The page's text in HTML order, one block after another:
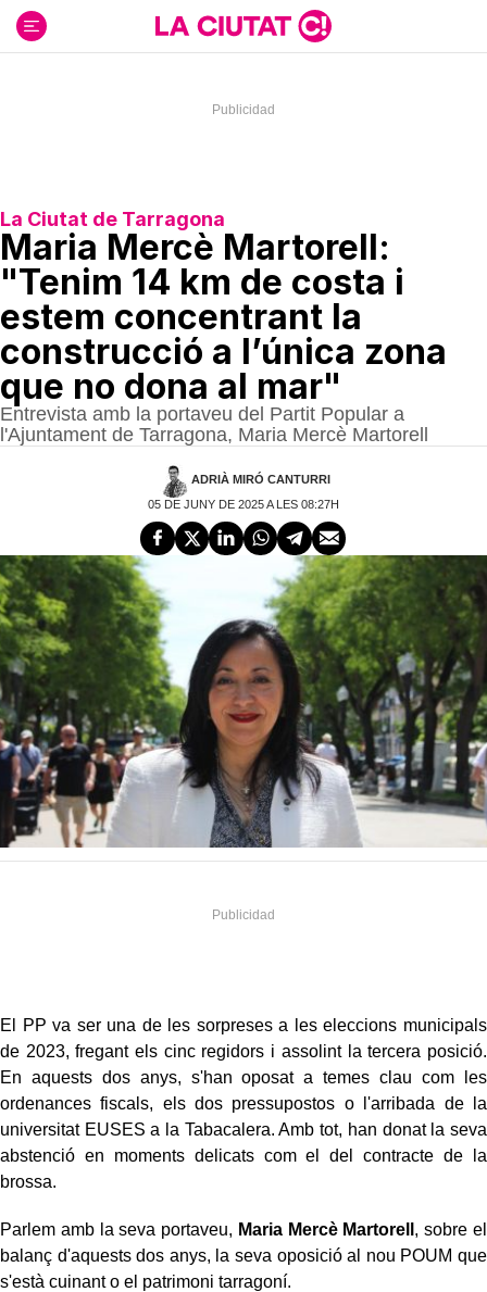
contenido
La Ciutat de Tarragona
Maria Mercè Martorell:
"Tenim 14 km de costa i
estem concentrant la
construcció a l’única zona
que no dona al mar"
Entrevista amb la portaveu del Partit Popular a
l'Ajuntament de Tarragona, Maria Mercè Martorell
ADRIÀ MIRÓ CANTURRI
05 DE JUNY DE 2025 A LES 08:27H
El PP va ser una de les sorpreses a les eleccions municipals
de 2023, fregant els cinc regidors i assolint la tercera posició.
En aquests dos anys, s'han oposat a temes clau com les
ordenances fiscals, els dos pressupostos o l'arribada de la
universitat EUSES a la Tabacalera. Amb tot, han donat la seva
abstenció en moments delicats com el del contracte de la
brossa.
Parlem amb la seva portaveu, Maria Mercè Martorell , sobre el
balanç d'aquests dos anys, la seva oposició al nou POUM que
s'està cuinant o el patrimoni tarragoní.